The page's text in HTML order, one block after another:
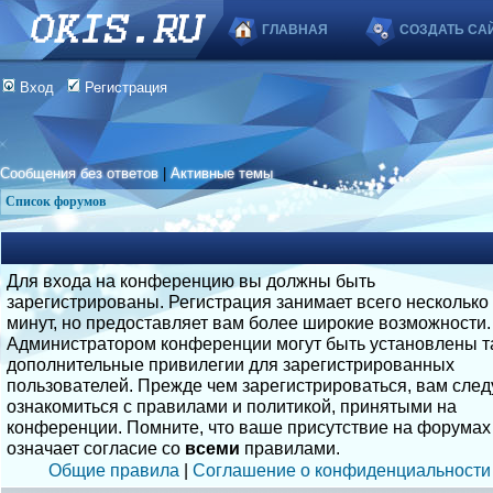
ГЛАВНАЯ СОЗДАТЬ
Вход Регистрация
Сообщения без ответов |Активные темы
Список форумов
Для входа на конференцию вы должны быть
зарегистрированы. Регистрация занимает всего несколько
минут, но предоставляет вам более широкие возможности.
Администратором конференции могут быть установлены
дополнительные привилегии для зарегистрированных
пользователей. Прежде чем зарегистрироваться, вам
ознакомиться с правилами и политикой, принятыми на
конференции. Помните, что ваше присутствие на форумах
означает согласие со всеми правилами.
Общие правила | Соглашение о конфиденциальности